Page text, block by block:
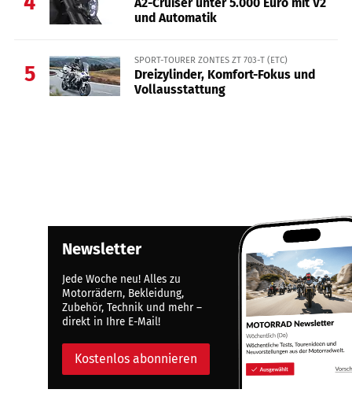
und Automatik
5
SPORT-TOURER ZONTES ZT 703-T (ETC)
Dreizylinder, Komfort-Fokus und
Vollausstattung
Newsletter
Jede Woche neu! Alles zu
Motorrädern, Bekleidung,
Zubehör, Technik und mehr –
direkt in Ihre E-Mail!
Kostenlos abonnieren